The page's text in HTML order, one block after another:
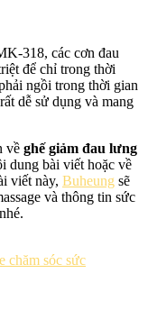
318, các cơn đau
để chỉ trong thời
ngồi trong thời gian
dễ sử dụng và mang
về ghế giảm đau lưng
dung bài viết hoặc về
viết này, Buheung sẽ
và thông tin sức
chăm sóc sức